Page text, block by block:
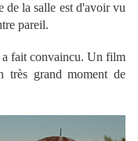
de la salle est d'avoir vu
pareil.
a fait convaincu. Un film
très grand moment de